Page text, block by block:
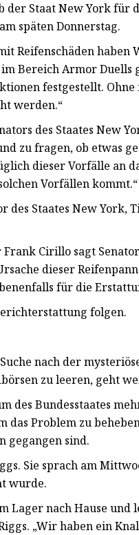
der Staat New York für
späten Donnerstag.
Reifenschäden haben
Bereich Armor
festgestellt.
werden.“
des Staates New
zu fragen, ob etwas
dieser Vorfälle an
Vorfällen kommt.“
des Staates New York,
Cirillo sagt
dieser
für die
folgen.
nach der
zu leeren, geht
des Bundesstaates
Problem zu
gegangen sind.
Sie sprach am
wurde.
Lager nach Hause
„Wir haben ein